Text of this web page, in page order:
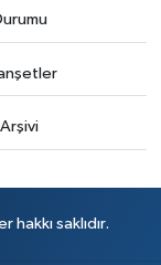
saklıdır.